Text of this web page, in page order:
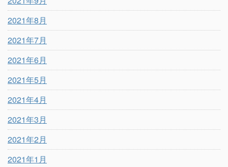
2021年8月
2021年7月
2021年6月
2021年5月
2021年4月
2021年3月
2021年2月
2021年1月